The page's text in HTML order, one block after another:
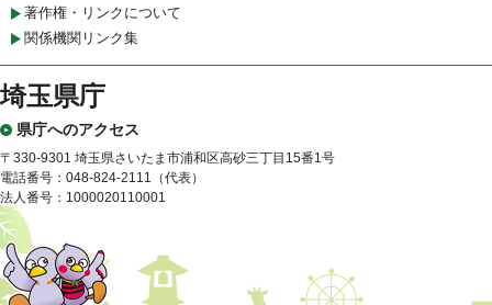
著作権・リンクについて
関係機関リンク集
埼玉県庁
県庁へのアクセス
〒330-9301 埼玉県さいたま市浦和区高砂三丁目15番1号
電話番号：048-824-2111（代表）
法人番号：1000020110001